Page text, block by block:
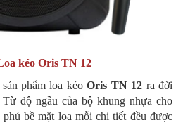
kéo Oris TN 12
sản phẩm loa kéoOris TN 12 ra đời
Từ độ ngầu của bộ khung nhựa cho
bề mặt loa mỗi chi tiết đều được